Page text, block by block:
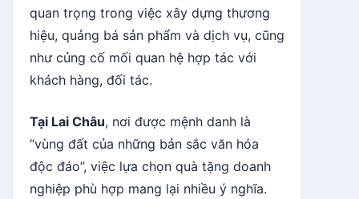
quan trọng trong việc xây dựng thương
hiệu, quảng bá sản phẩm và dịch vụ, cũng
như củng cố mối quan hệ hợp tác với
khách hàng, đối tác.
Tại Lai Châu, nơi được mệnh danh là
“vùng đất của những bản sắc văn hóa
độc đáo”, việc lựa chọn quà tặng doanh
nghiệp phù hợp mang lại nhiều ý nghĩa.